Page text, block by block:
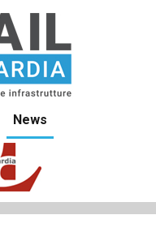
News